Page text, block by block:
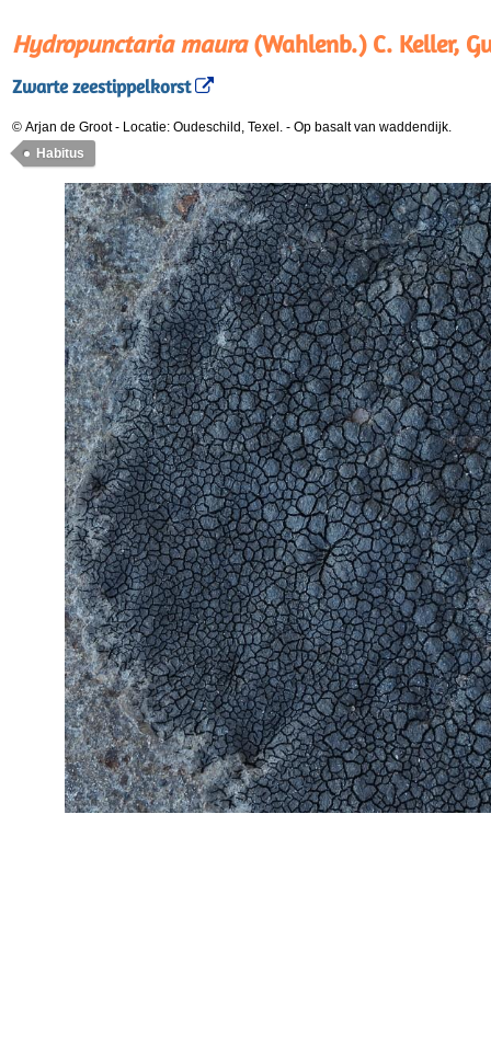
Hydropunctaria maura(Wahlenb.) C. Keller,
Zwarte zeestippelkorst
© Arjan de Groot- Locatie: Oudeschild, Texel. - Op basalt van waddendijk.
Habitus